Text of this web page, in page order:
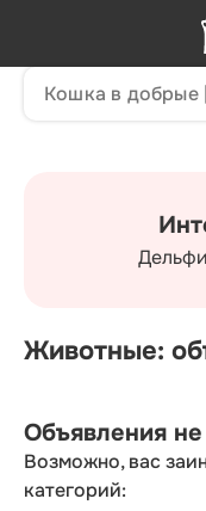
Животные:
Объявления
Возможно, вас
категорий: